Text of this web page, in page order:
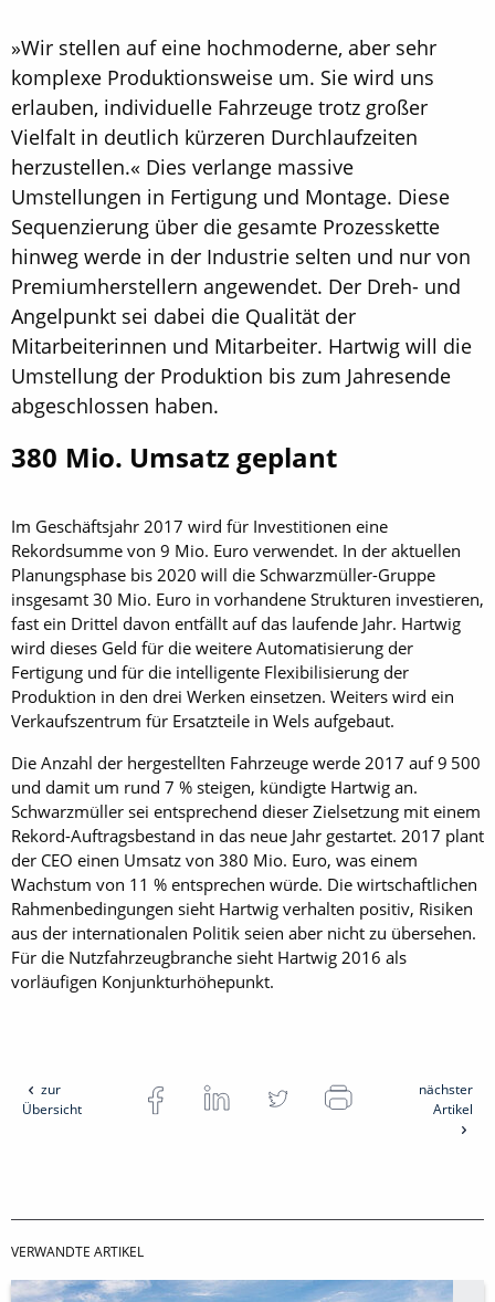
»Wir stellen auf eine hochmoderne, aber sehr
komplexe Produktionsweise um. Sie wird uns
erlauben, individuelle Fahrzeuge trotz großer
Vielfalt in deutlich kürzeren Durchlaufzeiten
herzustellen.« Dies verlange massive
Umstellungen in Fertigung und Montage. Diese
Sequenzierung über die gesamte Prozesskette
hinweg werde in der Industrie selten und nur von
Premiumherstellern angewendet. Der Dreh- und
Angelpunkt sei dabei die Qualität der
Mitarbeiterinnen und Mitarbeiter. Hartwig will die
Umstellung der Produktion bis zum Jahresende
abgeschlossen haben.
380 Mio. Umsatz geplant
Im Geschäftsjahr 2017 wird für Investitionen eine
Rekordsumme von 9 Mio. Euro verwendet. In der aktuellen
Planungsphase bis 2020 will die Schwarzmüller-Gruppe
insgesamt 30 Mio. Euro in vorhandene Strukturen investieren,
fast ein Drittel davon entfällt auf das laufende Jahr. Hartwig
wird dieses Geld für die weitere Automatisierung der
Fertigung und für die intelligente Flexibilisierung der
Produktion in den drei Werken einsetzen. Weiters wird ein
Verkaufszentrum für Ersatzteile in Wels aufgebaut.
Die Anzahl der hergestellten Fahrzeuge werde 2017 auf 9 500
und damit um rund 7 % steigen, kündigte Hartwig an.
Schwarzmüller sei entsprechend dieser Zielsetzung mit einem
Rekord-Auftragsbestand in das neue Jahr gestartet. 2017 plant
der CEO einen Umsatz von 380 Mio. Euro, was einem
Wachstum von 11 % entsprechen würde. Die wirtschaftlichen
Rahmenbedingungen sieht Hartwig verhalten positiv, Risiken
aus der internationalen Politik seien aber nicht zu übersehen.
Für die Nutzfahrzeugbranche sieht Hartwig 2016 als
vorläufigen Konjunkturhöhepunkt.
zur
Übersicht
nächster
Artikel
VERWANDTE ARTIKEL